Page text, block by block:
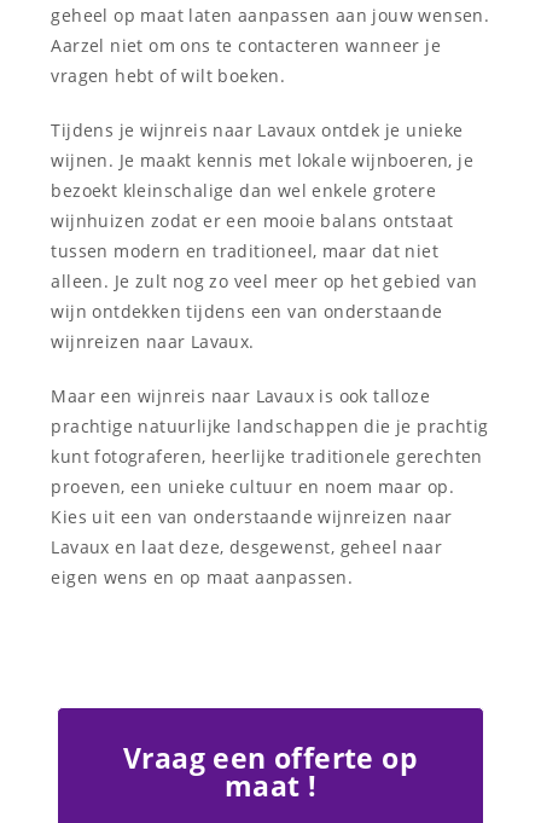
geheel op maat laten aanpassen aan jouw wensen.
Aarzel niet om ons te contacteren wanneer je
vragen hebt of wilt boeken.
Tijdens je wijnreis naar Lavaux ontdek je unieke
wijnen. Je maakt kennis met lokale wijnboeren, je
bezoekt kleinschalige dan wel enkele grotere
wijnhuizen zodat er een mooie balans ontstaat
tussen modern en traditioneel, maar dat niet
alleen. Je zult nog zo veel meer op het gebied van
wijn ontdekken tijdens een van onderstaande
wijnreizen naar Lavaux.
Maar een wijnreis naar Lavaux is ook talloze
prachtige natuurlijke landschappen die je prachtig
kunt fotograferen, heerlijke traditionele gerechten
proeven, een unieke cultuur en noem maar op.
Kies uit een van onderstaande wijnreizen naar
Lavaux en laat deze, desgewenst, geheel naar
eigen wens en op maat aanpassen.
Vraag een offerte op
maat !